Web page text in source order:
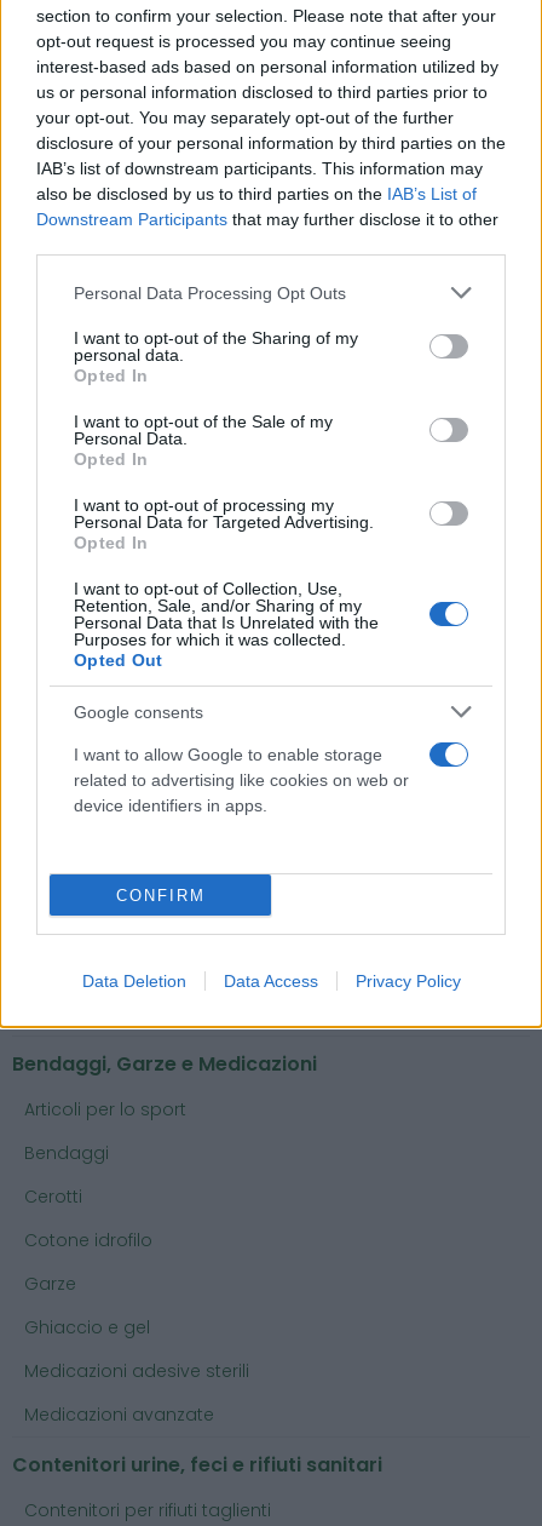
section to confirm your selection. Please note that after your
opt-out request is processed you may continue seeing
interest-based ads based on personal information utilized by
us or personal information disclosed to third parties prior to
your opt-out. You may separately opt-out of the further
disclosure of your personal information by third parties on the
IAB’s list of downstream participants. This information may
also be disclosed by us to third parties on the IAB’s List of
Downstream Participants that may further disclose it to other
Please note that this website/app uses one or more Google
not limited to your visit or usage behaviour. You may click to
grant or deny consent to Google and its third-party tags to
use your data for below specified purposes in below Google
consent section.
Personal Data Processing Opt Outs
I want to opt-out of the Sharing of my
personal data.
Opted In
I want to opt-out of the Sale of my
Personal Data.
Opted In
I want to opt-out of processing my
Personal Data for Targeted Advertising.
Opted In
I want to opt-out of Collection, Use,
Retention, Sale, and/or Sharing of my
Personal Data that Is Unrelated with the
Purposes for which it was collected.
Opted Out
Google consents
I want to allow Google to enable storage
related to advertising like cookies on web or
device identifiers in apps.
CONFIRM
Data Deletion Data Access Privacy Policy
Forbice retta punte smusse - 14,5 cm - GIMA
4,26 € (iva esclusa)
Forbici chirurgiche. Materiale: Acciaio inox. Imbustate
singolarmente....
( 0 recensioni )
Categorie
Abbigliamento professionale
Guanti monouso
Bendaggi, Garze e Medicazioni
Articoli per lo sport
Bendaggi
Cerotti
Cotone idrofilo
Garze
Ghiaccio e gel
Medicazioni adesive sterili
Medicazioni avanzate
Contenitori urine, feci e rifiuti sanitari
Contenitori per rifiuti taglienti